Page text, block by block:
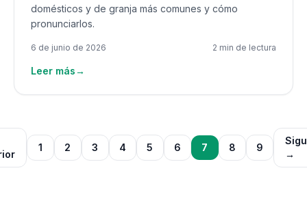
domésticos y de granja más comunes y cómo
pronunciarlos.
6 de junio de 2026 2 min de lectura
Leer más→
1 2 3 4 5 6 7 8 9
→